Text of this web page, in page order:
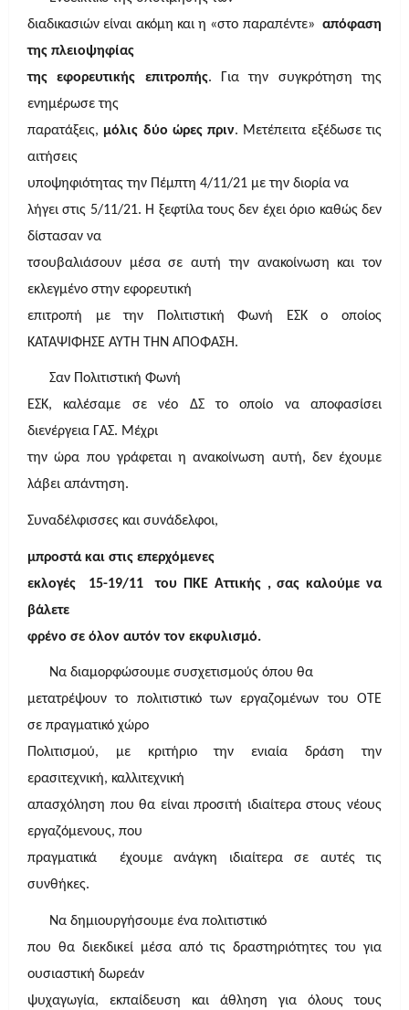
διαδικασιών είναι ακόμη και η «στο παραπέντε» απόφαση
της πλειοψηφίας
της εφορευτικής επιτροπής. Για την συγκρότηση της
ενημέρωσε της
παρατάξεις, μόλις δύο ώρες πριν. Μετέπειτα εξέδωσε τις
αιτήσεις
υποψηφιότητας την Πέμπτη 4/11/21 με την διορία να
λήγει στις 5/11/21. Η ξεφτίλα τους δεν έχει όριο καθώς δεν
δίστασαν να
τσουβαλιάσουν μέσα σε αυτή την ανακοίνωση και τον
εκλεγμένο στην εφορευτική
επιτροπή με την Πολιτιστική Φωνή ΕΣΚ ο οποίος
ΚΑΤΑΨΙΦΗΣΕ ΑΥΤΗ ΤΗΝ ΑΠΟΦΑΣΗ.
Σαν Πολιτιστική Φωνή
ΕΣΚ, καλέσαμε σε νέο ΔΣ το οποίο να αποφασίσει
διενέργεια ΓΑΣ. Μέχρι
την ώρα που γράφεται η ανακοίνωση αυτή, δεν έχουμε
λάβει απάντηση.
Συναδέλφισσες και συνάδελφοι,
μπροστά και στις επερχόμενες
εκλογές 15-19/11 του ΠΚΕ Αττικής , σας καλούμε να
βάλετε
φρένο σε όλον αυτόν τον εκφυλισμό.
Να διαμορφώσουμε συσχετισμούς όπου θα
μετατρέψουν το πολιτιστικό των εργαζομένων του ΟΤΕ
σε πραγματικό χώρο
Πολιτισμού, με κριτήριο την ενιαία δράση την
ερασιτεχνική, καλλιτεχνική
απασχόληση που θα είναι προσιτή ιδιαίτερα στους νέους
εργαζόμενους, που
πραγματικά έχουμε ανάγκη ιδιαίτερα σε αυτές τις
συνθήκες.
Να δημιουργήσουμε ένα πολιτιστικό
που θα διεκδικεί μέσα από τις δραστηριότητες του για
ουσιαστική δωρεάν
ψυχαγωγία, εκπαίδευση και άθληση για όλους τους